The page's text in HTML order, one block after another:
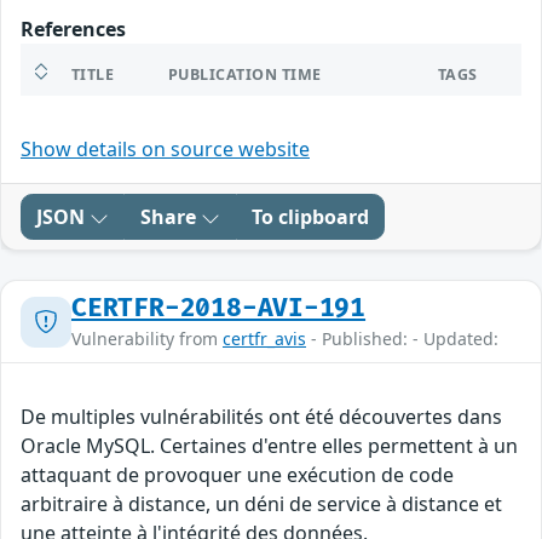
References
TITLE PUBLICATION TIME TAGS
Show details on source website
JSON Share To clipboard
CERTFR-2018-AVI-191
Vulnerability from certfr_avis - Published: - Updated:
De multiples vulnérabilités ont été découvertes dans
Oracle MySQL. Certaines d'entre elles permettent à un
attaquant de provoquer une exécution de code
arbitraire à distance, un déni de service à distance et
une atteinte à l'intégrité des données.